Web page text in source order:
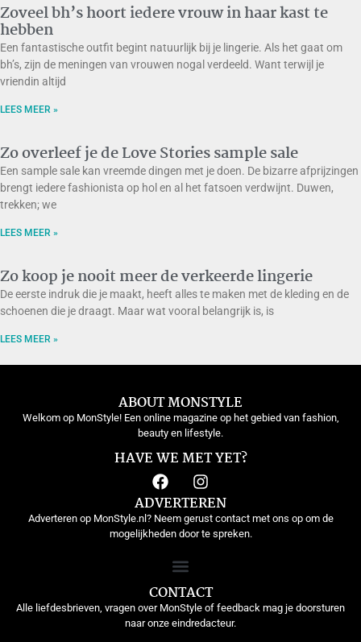
Zoveel bh’s hoort iedere vrouw in haar kast te
hebben
Een fantastische outfit begint natuurlijk bij je lingerie. Als het gaat om
bh’s, zijn de meningen van vrouwen nogal verdeeld. Want terwijl je
vriendin altijd
LEES MEER »
Zo overleef je de Love Stories sample sale
Een sample sale kan vreemde dingen met je doen. De bizarre afprijzingen
brengt iedere fashionista op hol en al het fatsoen verdwijnt. Duwen,
trekken; we
LEES MEER »
Zo koop je nooit meer de verkeerde lingerie
De eerste indruk die je maakt, heeft alles te maken met de kleding en de
schoenen die je draagt. Maar wat vooral belangrijk is, is
LEES MEER »
ABOUT MONSTYLE
Welkom op MonStyle! Een online magazine op het gebied van fashion,
beauty en lifestyle.
HAVE WE MET YET?
ADVERTEREN
Adverteren op MonStyle.nl? Neem gerust contact met ons op om de
mogelijkheden door te spreken.
CONTACT
Alle liefdesbrieven, vragen over MonStyle of feedback mag je doorsturen
naar onze eindredacteur.